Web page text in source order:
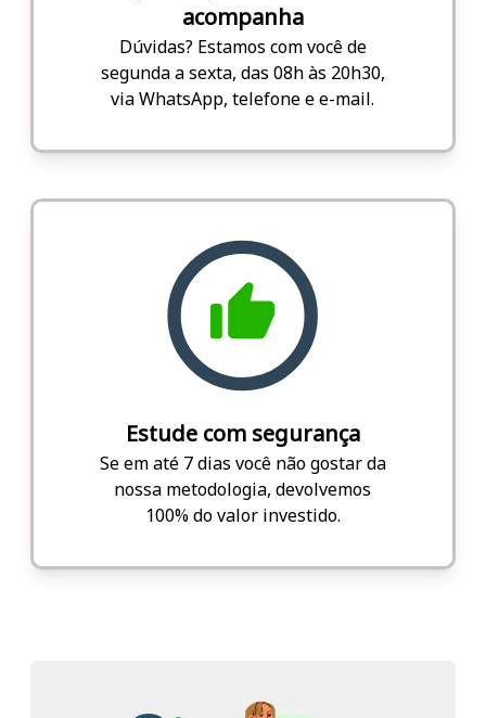
acompanha
Dúvidas? Estamos com você de
segunda a sexta, das 08h às 20h30,
via WhatsApp, telefone e e-mail.
Estude com segurança
Se em até 7 dias você não gostar da
nossa metodologia, devolvemos
100% do valor investido.